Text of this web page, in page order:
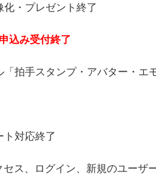
・プレゼント終了
込み受付終了
拍手スタンプ・アバター・エ
対応終了
セス、ログイン、新規のユーザ